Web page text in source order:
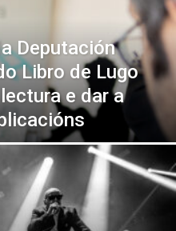
Deputación
Libro de Lugo
e dar a